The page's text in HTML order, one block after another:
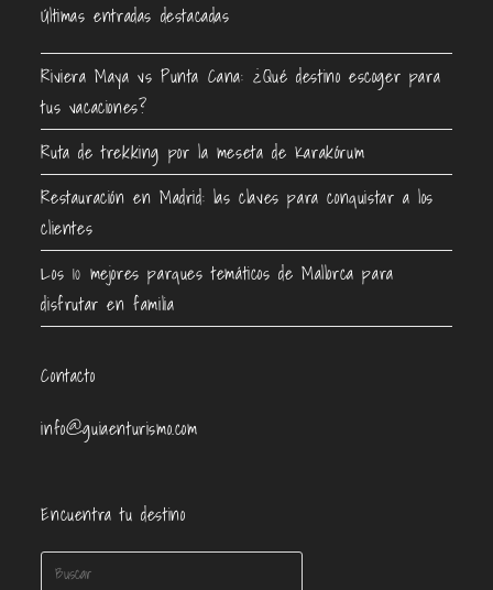
Últimas entradas destacadas
Riviera Maya vs Punta Cana: ¿Qué destino escoger para
tus vacaciones?
Ruta de trekking por la meseta de Karakórum
Restauración en Madrid: las claves para conquistar a los
clientes
Los 10 mejores parques temáticos de Mallorca para
disfrutar en familia
Contacto
info@guiaenturismo.com
Encuentra tu destino